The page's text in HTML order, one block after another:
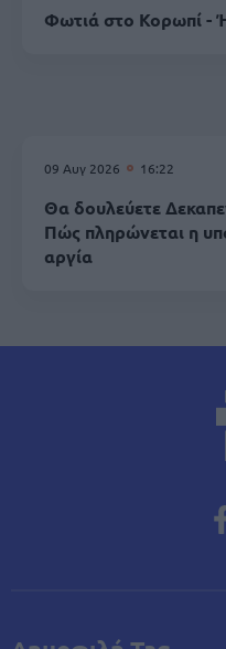
Φωτιά στο Κορωπί -
09 Αυγ 2026 16:22
Θα δουλεύετε
Πώς πληρώνεται η
αργία